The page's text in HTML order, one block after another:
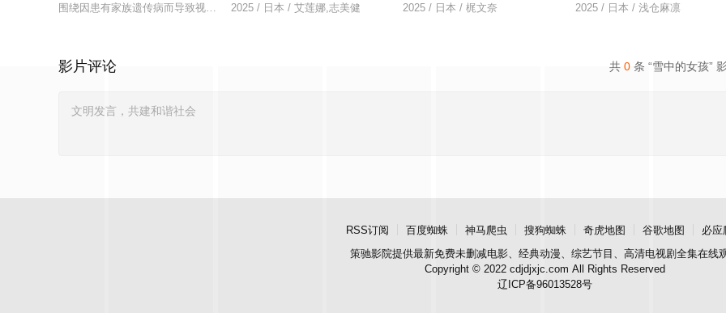
围绕因患有家族遗传病而导致视力逐渐丧失的摄影师瑞真展开。在面对跨越视力障碍、好不容易成为陶艺家却离奇身亡
2025 / 日本 / 艾莲娜,志美健 2025 / 日本 / 梶文奈 2025 / 日本 / 浅仓麻凛
共 0 条 “雪中的女孩”
影片评论
RSS订阅 百度蜘蛛 神马爬虫 搜狗蜘蛛 奇虎地图 谷歌地图
必应
策驰影院提供最新免费未删减电影、经典动漫、综艺节目、高清电视剧全集在线
Copyright © 2022 cdjdjxjc.com All Rights Reserved
辽ICP备96013528号